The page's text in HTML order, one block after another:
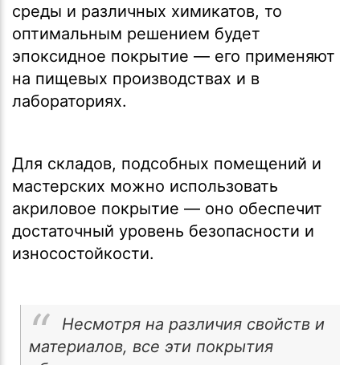
среды и различных химикатов, то
оптимальным решением будет
эпоксидное покрытие — его применяют
на пищевых производствах и в
лабораториях.
Для складов, подсобных помещений и
мастерских можно использовать
акриловое покрытие — оно обеспечит
достаточный уровень безопасности и
износостойкости.
Несмотря на различия свойств и
материалов, все эти покрытия